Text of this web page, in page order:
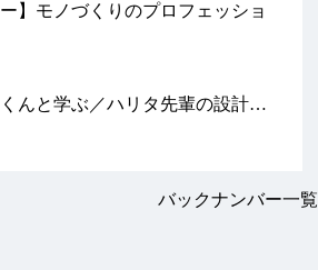
】モノづくりのプロフェッショ
と学ぶ／ハリタ先輩の設計講
めの気象の基礎講座バックナンバー一覧